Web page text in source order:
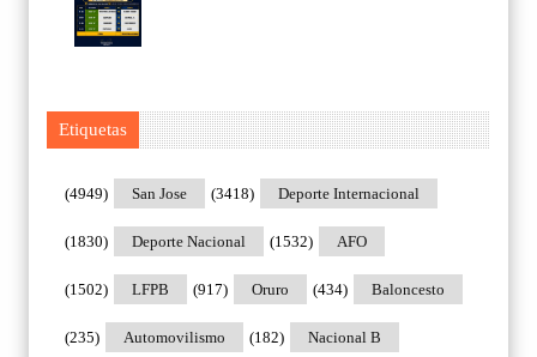
Etiquetas
San Jose
(4949) Deporte Internacional
(3418)
Deporte Nacional
(1830) AFO
(1532)
LFPB
(1502) Oruro
(917) Baloncesto
(434)
Automovilismo
(235) Nacional B
(182)